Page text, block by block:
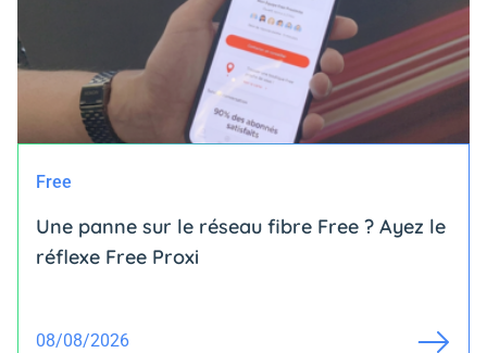
Free
Une panne sur le réseau fibre Free ? Ayez le
réflexe Free Proxi
08/08/2026